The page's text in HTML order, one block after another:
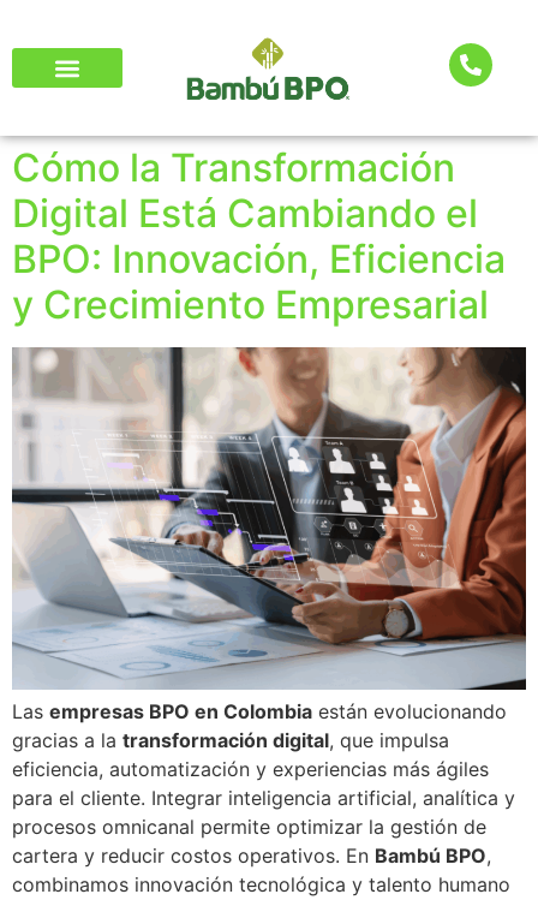
Cómo la Transformación
Digital Está Cambiando el
BPO: Innovación, Eficiencia
y Crecimiento Empresarial
Las empresas BPO en Colombia están evolucionando
gracias a la transformación digital, que impulsa
eficiencia, automatización y experiencias más ágiles
para el cliente. Integrar inteligencia artificial, analítica y
procesos omnicanal permite optimizar la gestión de
cartera y reducir costos operativos. En Bambú BPO,
combinamos innovación tecnológica y talento humano